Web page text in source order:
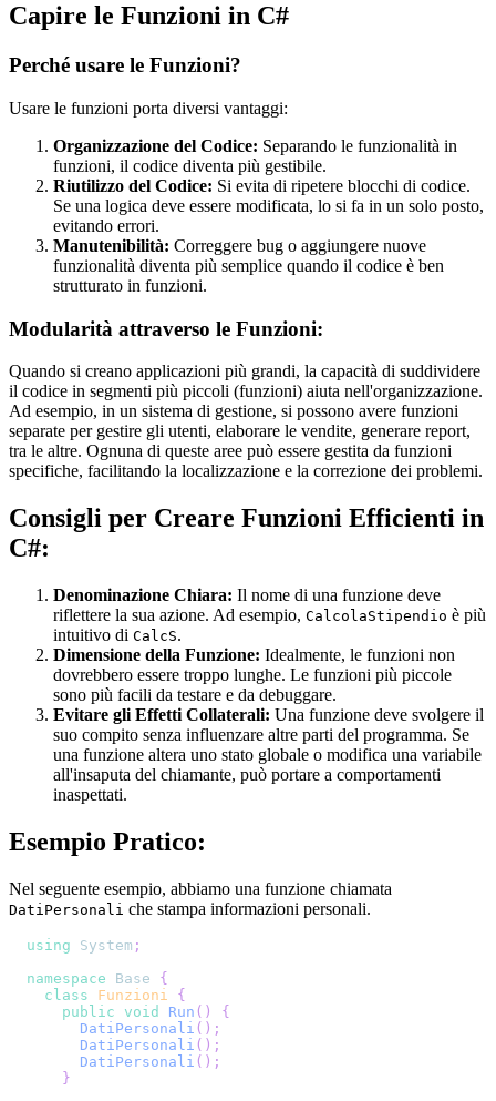
Capire le Funzioni in C#
Perché usare le Funzioni?
Usare le funzioni porta diversi vantaggi:
Organizzazione del Codice: Separando le funzionalità in
funzioni, il codice diventa più gestibile.
Riutilizzo del Codice: Si evita di ripetere blocchi di codice.
Se una logica deve essere modificata, lo si fa in un solo posto,
evitando errori.
Manutenibilità: Correggere bug o aggiungere nuove
funzionalità diventa più semplice quando il codice è ben
strutturato in funzioni.
Modularità attraverso le Funzioni:
Quando si creano applicazioni più grandi, la capacità di suddividere
il codice in segmenti più piccoli (funzioni) aiuta nell'organizzazione.
Ad esempio, in un sistema di gestione, si possono avere funzioni
separate per gestire gli utenti, elaborare le vendite, generare report,
tra le altre. Ognuna di queste aree può essere gestita da funzioni
specifiche, facilitando la localizzazione e la correzione dei problemi.
Consigli per Creare Funzioni Efficienti in
C#:
Denominazione Chiara: Il nome di una funzione deve
riflettere la sua azione. Ad esempio, CalcolaStipendio è più
intuitivo di CalcS.
Dimensione della Funzione: Idealmente, le funzioni non
dovrebbero essere troppo lunghe. Le funzioni più piccole
sono più facili da testare e da debuggare.
Evitare gli Effetti Collaterali: Una funzione deve svolgere il
suo compito senza influenzare altre parti del programma. Se
una funzione altera uno stato globale o modifica una variabile
all'insaputa del chiamante, può portare a comportamenti
inaspettati.
Esempio Pratico:
Nel seguente esempio, abbiamo una funzione chiamata
DatiPersonali che stampa informazioni personali.
using System ;
namespace
Base
{
class
Funzioni
{
public
void Run ( )
{
DatiPersonali ( ) ;
DatiPersonali ( ) ;
DatiPersonali ( ) ;
}